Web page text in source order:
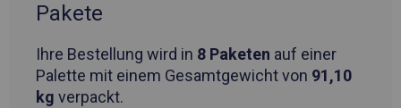
Pakete
Ihre Bestellung wird in 8 Paketen auf einer
Palette mit einem Gesamtgewicht von 91,10
kg verpackt.